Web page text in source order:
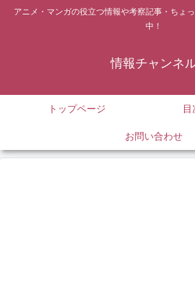
アニメ・マンガの役立つ情報や考察記事・ちょ
中！
情報チャンネ
トップページ 目
お問い合わせ